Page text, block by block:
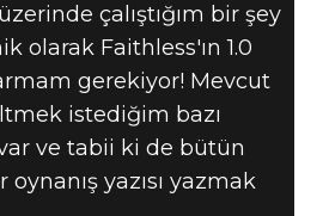
çalıştığım bir şey
olarak Faithless'ın 1.0
gerekiyor! Mevcut
istediğim bazı
ve tabii ki de bütün
yazısı yazmak